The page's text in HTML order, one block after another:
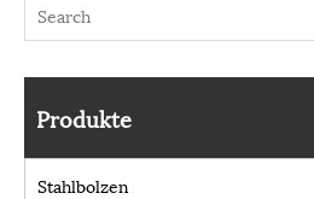
Produkte
Stahlbolzen